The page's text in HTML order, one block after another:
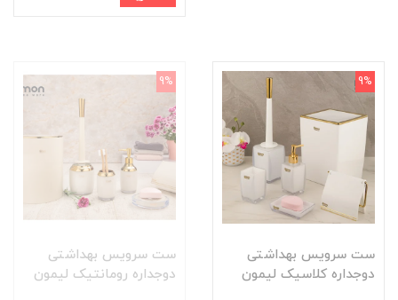
ست سرویس بهداشتی
دوجداره کلاسیک لیمون
9%
ست سرویس بهداشتی
دوجداره رومانتیک لیمون
9%